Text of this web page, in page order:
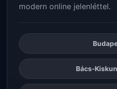
modern online jelenléttel.
Bács-